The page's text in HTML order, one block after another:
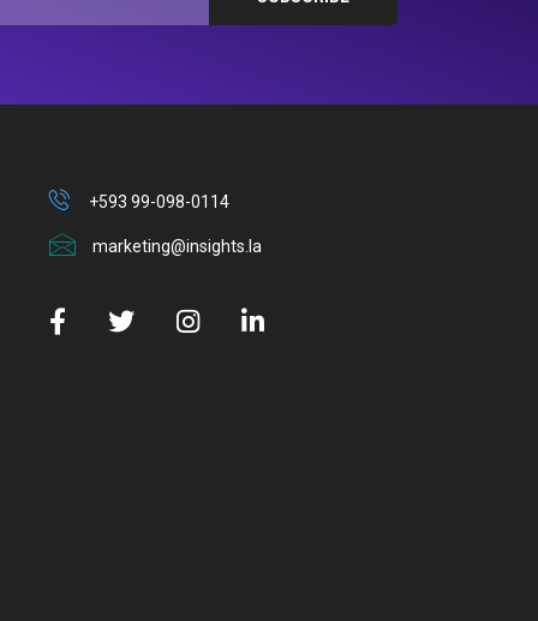
+593 99-098-0114
marketing@insights.la